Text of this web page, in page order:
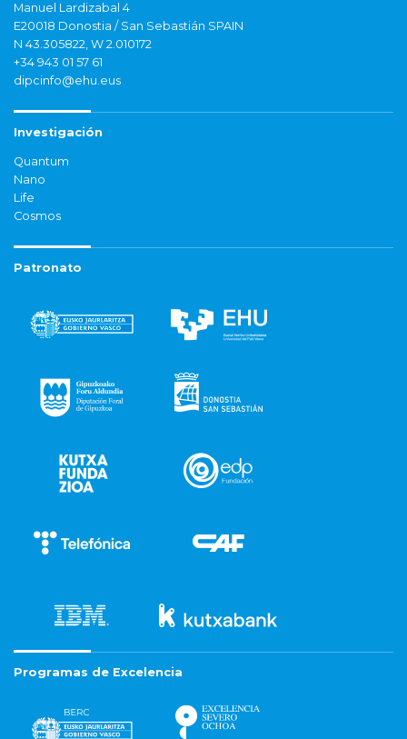
Manuel Lardizabal 4
E20018 Donostia / San Sebastián SPAIN
N 43.305822, W 2.010172
+34 943 01 57 61
dipcinfo@ehu.eus
Investigación
Quantum
Nano
Life
Cosmos
Patronato
Programas de Excelencia